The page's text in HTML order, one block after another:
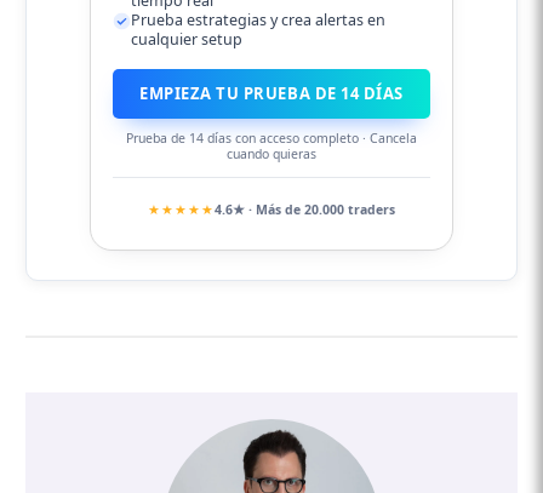
Prueba estrategias y crea alertas en
cualquier setup
EMPIEZA TU PRUEBA DE 14 DÍAS
Prueba de 14 días con acceso completo · Cancela
cuando quieras
★★★★★4.6★ · Más de 20.000 traders